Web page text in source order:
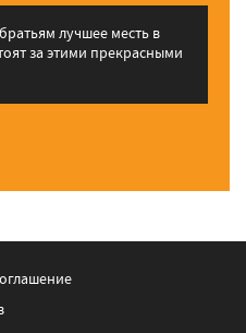
лучшее месть в
за этими прекрасными